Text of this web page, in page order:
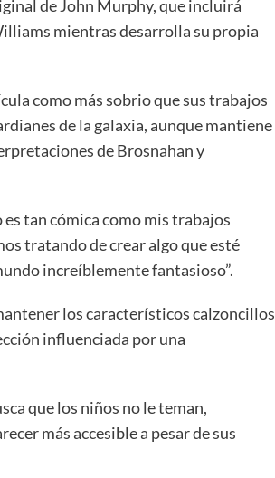
de John Murphy, que incluirá
mientras desarrolla su propia
como más sobrio que sus trabajos
de la galaxia, aunque mantiene
de Brosnahan y
tan cómica como mis trabajos
tratando de crear algo que esté
increíblemente fantasioso”.
los característicos calzoncillos
influenciada por una
que los niños no le teman,
más accesible a pesar de sus